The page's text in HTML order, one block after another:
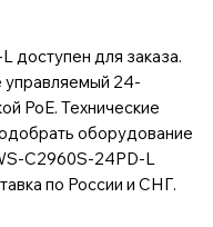
для заказа.
управляемый 24-
PoE. Технические
оборудование
C2960S-24PD-L
по России и СНГ.